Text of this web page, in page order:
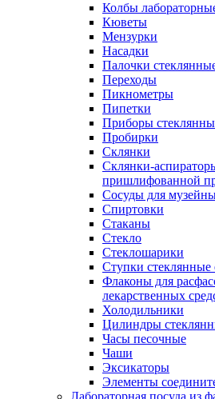
Колбы
Кюветы
Мензурки
Насадки
Палочки
Переходы
Пикнометры
Пипетки
Приборы
Пробирки
Склянки
Склянки-
пришлифованной
Сосуды для
Спиртовки
Стаканы
Стекло
Стеклошарики
Ступки стеклянные
Флаконы для
лекарственных
Холодильники
Цилиндры
Часы песочные
Чаши
Эксикаторы
Элементы
Лабораторная посуда из